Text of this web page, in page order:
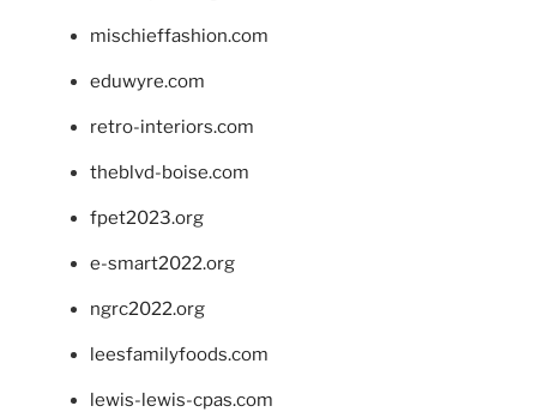
mischieffashion.com
eduwyre.com
retro-interiors.com
theblvd-boise.com
fpet2023.org
e-smart2022.org
ngrc2022.org
leesfamilyfoods.com
lewis-lewis-cpas.com